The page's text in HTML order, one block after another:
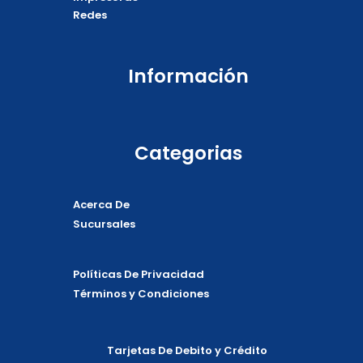
Redes
Información
Categorias
Acerca De
Sucursales
Políticas De Privacidad
Términos y Condiciones
Tarjetas De Debito y Crédito